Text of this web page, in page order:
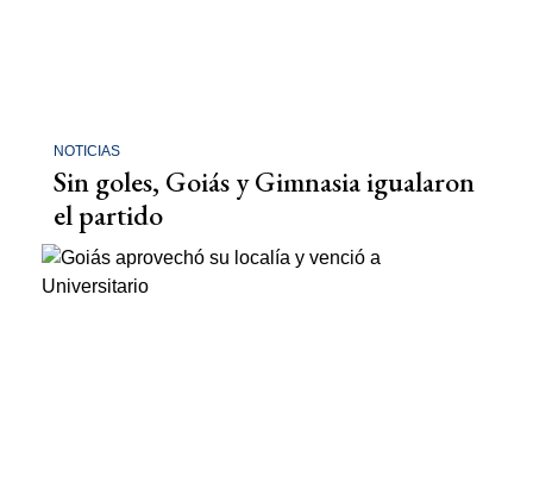
NOTICIAS
Sin goles, Goiás y Gimnasia igualaron
el partido